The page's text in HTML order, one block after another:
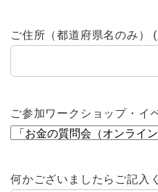
ご住所（都道府県名のみ）
ご参加ワークショップ・イ
何かございましたらご記入